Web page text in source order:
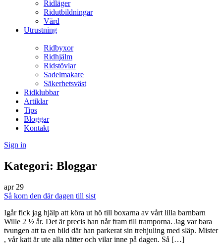
Ridläger
Ridutbildningar
Vård
Utrustning
Ridbyxor
Ridhjälm
Ridstövlar
Sadelmakare
Säkerhetsväst
Ridklubbar
Artiklar
Tips
Bloggar
Kontakt
Sign in
Kategori: Bloggar
apr 29
Så kom den där dagen till sist
Igår fick jag hjälp att köra ut hö till boxarna av vårt lilla barnbarn
Wille 2 ½ år. Det är precis han når fram till tramporna. Jag var bara
tvungen att ta en bild där han parkerat sin trehjuling med släp. Mister
, vår katt är ute alla nätter och vilar inne på dagen. Så […]